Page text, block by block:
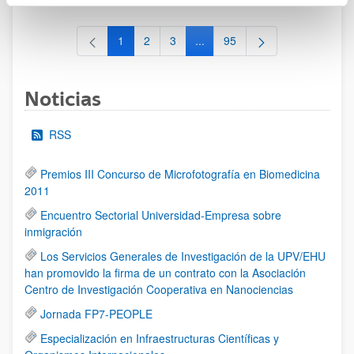
Página
1 Página
2 Página
3 ...Páginas intermedias Use TAB
Página
95
Noticias
RSS
Premios III Concurso de Microfotografía en Biomedicina
2011
Encuentro Sectorial Universidad-Empresa sobre
inmigración
Los Servicios Generales de Investigación de la UPV/EHU
han promovido la firma de un contrato con la Asociación
Centro de Investigación Cooperativa en Nanociencias
Jornada FP7-PEOPLE
Especialización en Infraestructuras Científicas y